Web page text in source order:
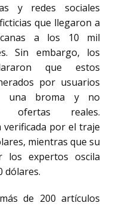
y redes sociales
que llegaron a
a los 10 mil
Sin embargo, los
que estos
por usuarios
una broma y no
ofertas reales.
verificada por el traje
mientras que su
los expertos oscila
dólares.
de 200 artículos